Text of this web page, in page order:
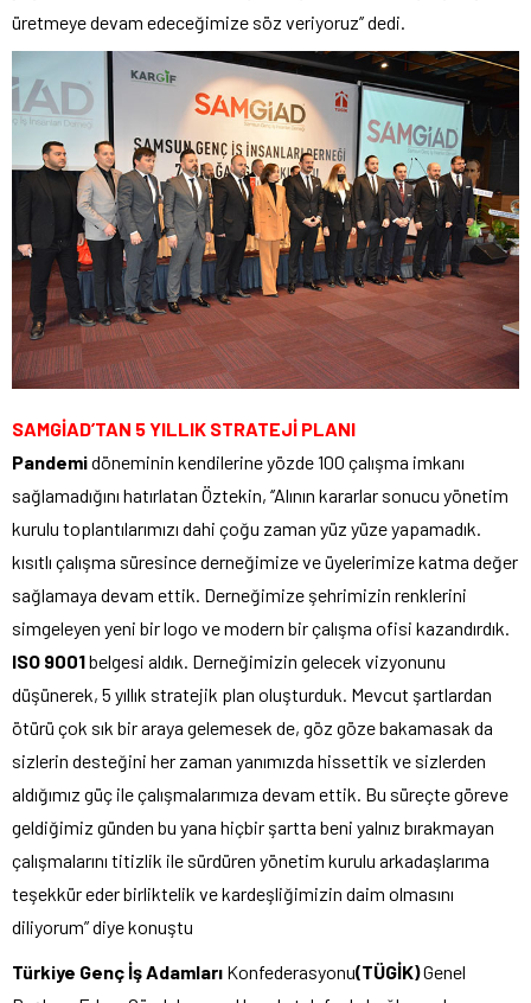
üretmeye devam edeceğimize söz veriyoruz’’ dedi.
SAMGİAD’TAN 5 YILLIK STRATEJİ PLANI
Pandemidöneminin kendilerine yözde 100 çalışma imkanı
sağlamadığını hatırlatan Öztekin, ‘’Alının kararlar sonucu yönetim
kurulu toplantılarımızı dahi çoğu zaman yüz yüze yapamadık.
kısıtlı çalışma süresince derneğimize ve üyelerimize katma değer
sağlamaya devam ettik. Derneğimize şehrimizin renklerini
simgeleyen yeni bir logo ve modern bir çalışma ofisi kazandırdık.
ISO 9001belgesi aldık. Derneğimizin gelecek vizyonunu
düşünerek, 5 yıllık stratejik plan oluşturduk. Mevcut şartlardan
ötürü çok sık bir araya gelemesek de, göz göze bakamasak da
sizlerin desteğini her zaman yanımızda hissettik ve sizlerden
aldığımız güç ile çalışmalarımıza devam ettik. Bu süreçte göreve
geldiğimiz günden bu yana hiçbir şartta beni yalnız bırakmayan
çalışmalarını titizlik ile sürdüren yönetim kurulu arkadaşlarıma
teşekkür eder birliktelik ve kardeşliğimizin daim olmasını
diliyorum” diye konuştu
Türkiye Genç İş Adamları Konfederasyonu(TÜGİK)Genel